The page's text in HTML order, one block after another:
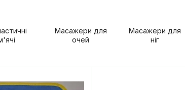
Масажери для
очей
Масажери для
ніг